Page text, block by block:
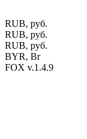
RUB, руб.
RUB, руб.
RUB, руб.
BYR, Br
FOX v.1.4.9